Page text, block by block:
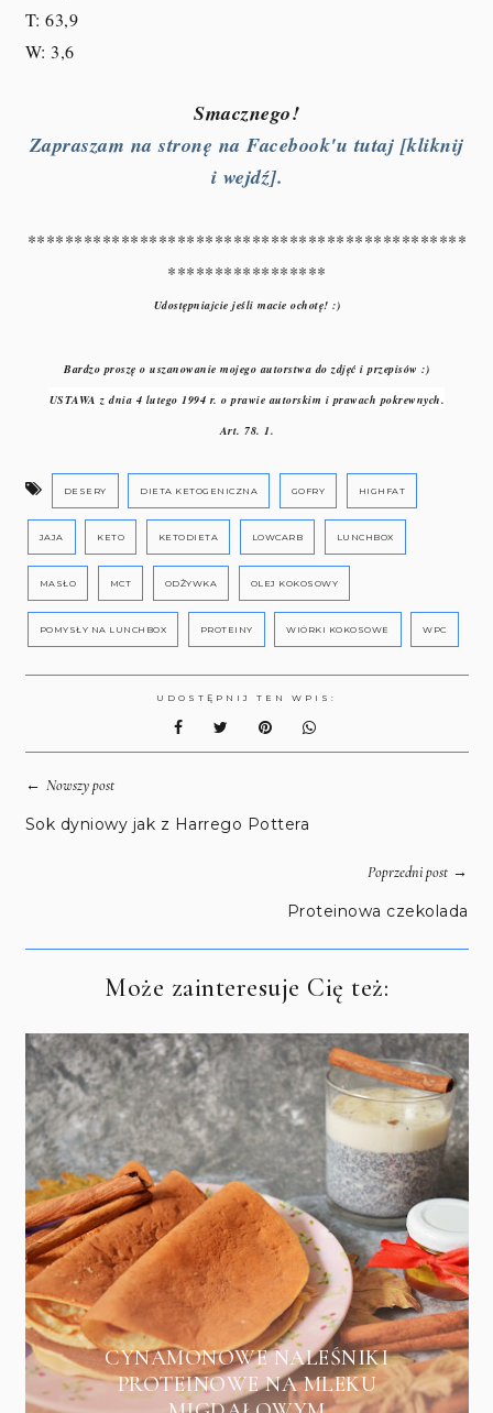
T: 63,9
W: 3,6
Smacznego!
Zapraszam na stronę na Facebook'u tutaj [kliknij
i wejdź].
***********************************************
*****************
Udostępniajcie jeśli macie ochotę! :)
Bardzo proszę o uszanowanie mojego autorstwa do zdjęć i przepisów :)
USTAWA z dnia 4 lutego 1994 r. o prawie autorskim i prawach pokrewnych.
Art. 78. 1.
DESERY DIETA KETOGENICZNA GOFRY HIGHFAT
JAJA KETO KETODIETA LOWCARB LUNCHBOX
MASŁO MCT ODŻYWKA OLEJ KOKOSOWY
POMYSŁY NA LUNCHBOX PROTEINY WIÓRKI KOKOSOWE WPC
UDOSTĘPNIJ TEN WPIS:
← Nowszy post
Sok dyniowy jak z Harrego Pottera
Poprzedni post→
Proteinowa czekolada
Może zainteresuje Cię też:
CYNAMONOWE NALEŚNIKI
PROTEINOWE NA MLEKU